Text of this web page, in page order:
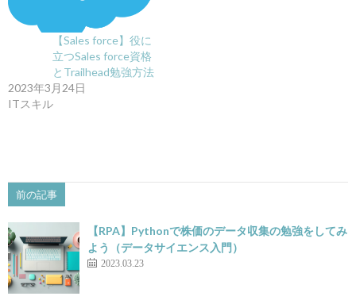
【Sales force】役に
立つSales force資格
とTrailhead勉強方法
2023年3月24日
ITスキル
前の記事
【RPA】Pythonで株価のデータ収集の勉強をしてみ
よう（データサイエンス入門）
2023.03.23